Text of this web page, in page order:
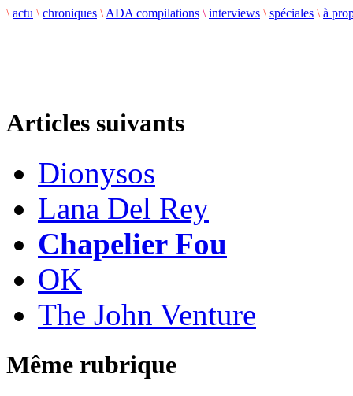
\ actu \ chroniques \ ADA compilations \ interviews \ spéciales \ à
Articles suivants
Dionysos
Lana Del Rey
Chapelier Fou
OK
The John Venture
Même rubrique